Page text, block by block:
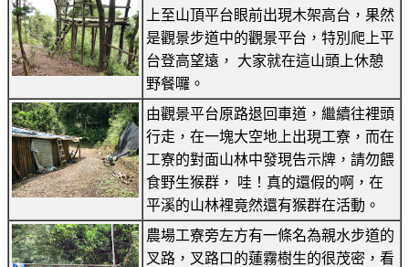
上至山頂平台眼前出現木架高台，果然
是觀景步道中的觀景平台，特別爬上平
台登高望遠， 大家就在這山頭上休憩
野餐囉。
由觀景平台原路退回車道，繼續往裡頭
行走，在一塊大空地上出現工寮，而在
工寮的對面山林中發現告示牌，請勿餵
食野生猴群， 哇！真的還假的啊，在
平溪的山林裡竟然還有猴群在活動。
農場工寮旁左方有一條名為親水步道的
叉路，叉路口的蓮霧樹生的很茂密，看